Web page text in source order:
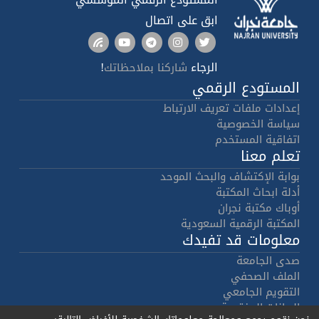
ابق على اتصال
الرجاء شاركنا بملاحظاتك!
المستودع الرقمي
إعدادات ملفات تعريف الارتباط
سياسة الخصوصية
اتفاقية المستخدم
تعلم معنا
بوابة الإكتشاف والبحث الموحد
أدلة ابحاث المكتبة
أوباك مكتبة نجران
المكتبة الرقمية السعودية
معلومات قد تفيدك
صدى الجامعة
الملف الصحفي
التقويم الجامعي
البيانات المفتوحة